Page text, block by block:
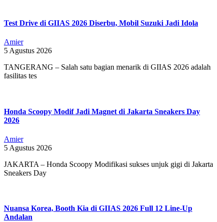
Test Drive di GIIAS 2026 Diserbu, Mobil Suzuki Jadi Idola
Amier
5 Agustus 2026
TANGERANG – Salah satu bagian menarik di GIIAS 2026 adalah
fasilitas tes
Honda Scoopy Modif Jadi Magnet di Jakarta Sneakers Day
2026
Amier
5 Agustus 2026
JAKARTA – Honda Scoopy Modifikasi sukses unjuk gigi di Jakarta
Sneakers Day
Nuansa Korea, Booth Kia di GIIAS 2026 Full 12 Line-Up
Andalan